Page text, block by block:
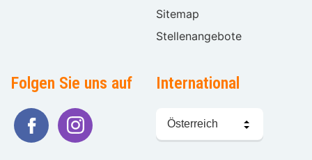
Sitemap
Stellenangebote
Folgen Sie uns auf International
Sprache
wählen